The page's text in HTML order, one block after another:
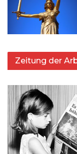
Zeitung der